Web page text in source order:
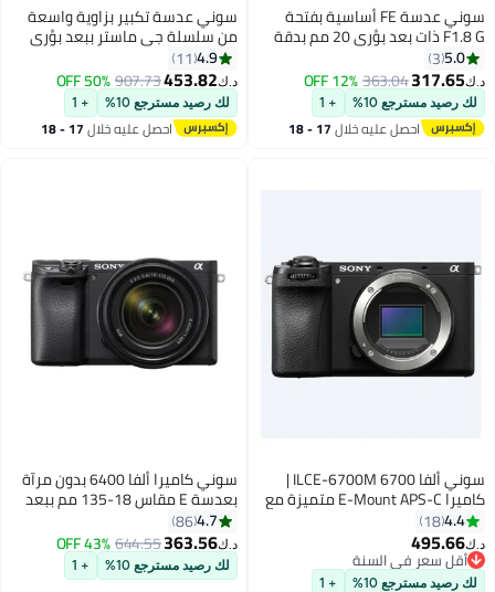
سوني عدسة FE أساسية بفتحة
F1.8 G ذات بعد بؤري 20 مم بدقة
عالية الوضوح مع زاوية فائقة الاتساع
طراز SEL20F18G، لون أسود
5.0
3
د.ك‏317.65
363.04
12% OFF
لك رصيد مسترجع 10% + 1
احصل عليه خلال 17 - 18
سوني عدسة تكبير بزاوية واسعة
من سلسلة جي ماستر ببعد بؤري
16-35 مم وفتحة عدسة F/2.8
أسود
4.9
11
د.ك‏453.82
907.73
50% OFF
لك رصيد مسترجع 10% + 1
احصل عليه خلال 17 - 18
سوني ألفا 6700 ILCE-6700M |
كاميرا E-Mount APS-C متميزة مع
مجموعة SELP18135
4.4
18
د.ك‏495.66
أقل سعر في السنة
أقل سعر في السنة
لك رصيد مسترجع 10% + 1
سوني كاميرا ألفا 6400 بدون مرآة
بعدسة E مقاس 18-135 مم ببعد
بؤري F3.5-5.6 مع OSS بحساس
24.2 ميجا بكسل وشاشة باللمس
قابلة للإمالة وواي فاي مدمج
4.7
86
د.ك‏363.56
644.55
43% OFF
لك رصيد مسترجع 10% + 1